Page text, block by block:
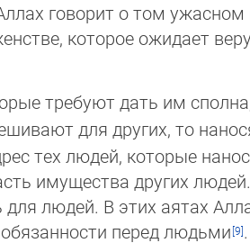
говорит о том
которое ожидает
требуют дать им
для других, то
тех людей, которые
иму­щес­тва других
для людей. В этих аятах
перед людьми